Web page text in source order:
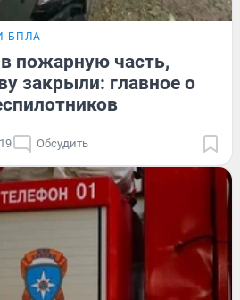
БПЛА
пожарную часть,
закрыли: главное о
Обсудить